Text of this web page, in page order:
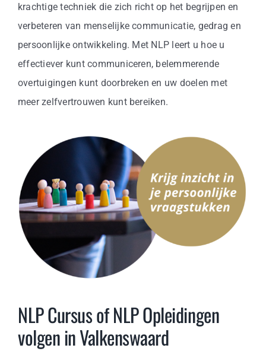
krachtige techniek die zich richt op het begrijpen en
verbeteren van menselijke communicatie, gedrag en
persoonlijke ontwikkeling. Met NLP leert u hoe u
effectiever kunt communiceren, belemmerende
overtuigingen kunt doorbreken en uw doelen met
meer zelfvertrouwen kunt bereiken.
NLP Cursus of NLP Opleidingen
volgen in Valkenswaard